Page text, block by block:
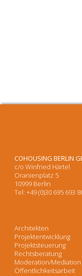
COHOUSING BERLIN
c/o Winfried Härtel
Oranienplatz 5
10999 Berlin
Tel: +49 (0)30 695 693
Architekten
Projektentwicklung
Projektsteuerung
Rechtsberatung
Moderation/Mediation
Öffentlichkeitsarbeit